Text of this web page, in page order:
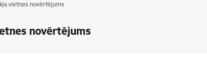
vietnes novērtējums
novērtējums